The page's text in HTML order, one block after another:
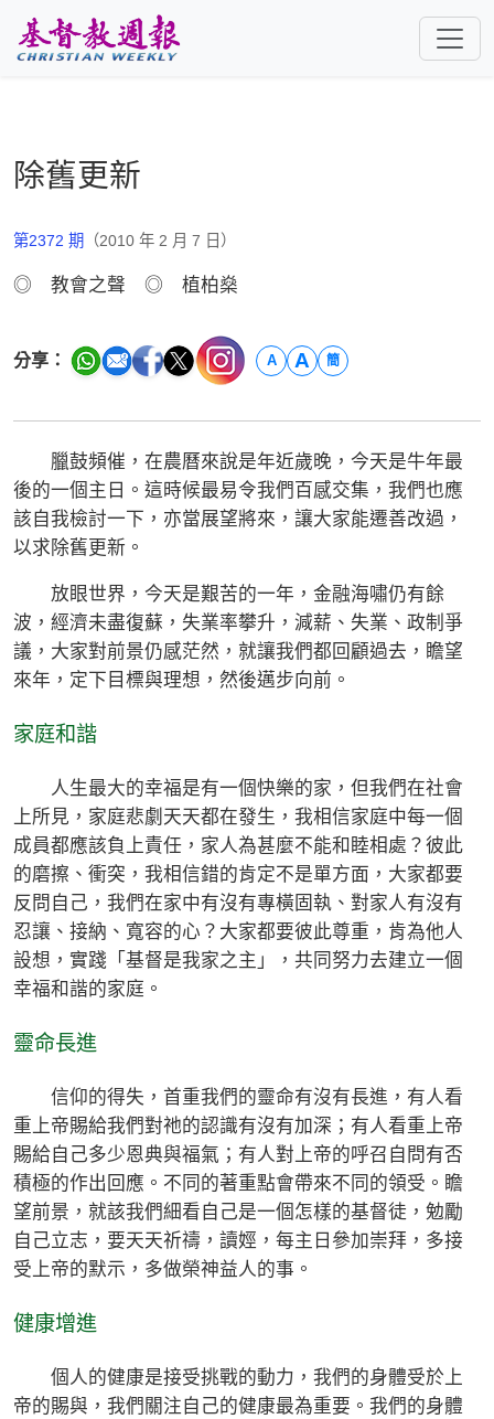
除舊更新
第2372 期 （2010 年 2 月 7 日）
◎ 教會之聲 ◎ 植柏燊
分享： A A 簡
臘鼓頻催，在農曆來說是年近歲晚，今天是牛年最
後的一個主日。這時候最易令我們百感交集，我們也應
該自我檢討一下，亦當展望將來，讓大家能遷善改過，
以求除舊更新。
放眼世界，今天是艱苦的一年，金融海嘯仍有餘
波，經濟未盡復蘇，失業率攀升，減薪、失業、政制爭
議，大家對前景仍感茫然，就讓我們都回顧過去，瞻望
來年，定下目標與理想，然後邁步向前。
家庭和諧
人生最大的幸福是有一個快樂的家，但我們在社會
上所見，家庭悲劇天天都在發生，我相信家庭中每一個
成員都應該負上責任，家人為甚麼不能和睦相處？彼此
的磨擦、衝突，我相信錯的肯定不是單方面，大家都要
反問自己，我們在家中有沒有專橫固執、對家人有沒有
忍讓、接納、寬容的心？大家都要彼此尊重，肯為他人
設想，實踐「基督是我家之主」，共同努力去建立一個
幸福和諧的家庭。
靈命長進
信仰的得失，首重我們的靈命有沒有長進，有人看
重上帝賜給我們對祂的認識有沒有加深；有人看重上帝
賜給自己多少恩典與福氣；有人對上帝的呼召自問有否
積極的作出回應。不同的著重點會帶來不同的領受。瞻
望前景，就該我們細看自己是一個怎樣的基督徒，勉勵
自己立志，要天天祈禱，讀娙，每主日參加崇拜，多接
受上帝的默示，多做榮神益人的事。
健康增進
個人的健康是接受挑戰的動力，我們的身體受於上
帝的賜與，我們關注自己的健康最為重要。我們的身體